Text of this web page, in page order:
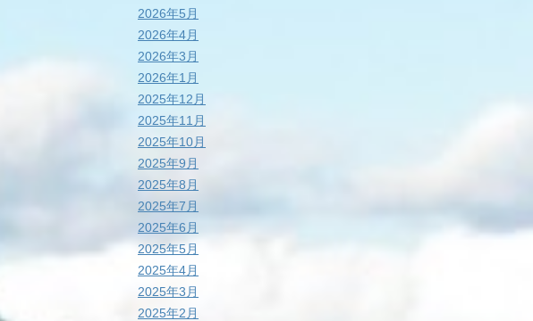
2026年5月
2026年4月
2026年3月
2026年1月
2025年12月
2025年11月
2025年10月
2025年9月
2025年8月
2025年7月
2025年6月
2025年5月
2025年4月
2025年3月
2025年2月